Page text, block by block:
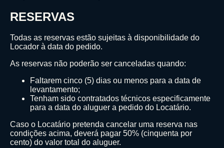
RESERVAS
Todas as reservas estão sujeitas à disponibilidade do
Locador à data do pedido.
As reservas não poderão ser canceladas quando:
Faltarem cinco (5) dias ou menos para a data de
levantamento;
Tenham sido contratados técnicos especificamente
para a data do aluguer a pedido do Locatário.
Caso o Locatário pretenda cancelar uma reserva nas
condições acima, deverá pagar 50% (cinquenta por
cento) do valor total do aluguer.